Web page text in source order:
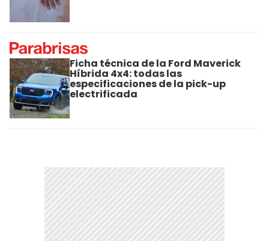
Ficha técnica de la Ford Maverick
Híbrida 4x4: todas las
especificaciones de la pick-up
electrificada